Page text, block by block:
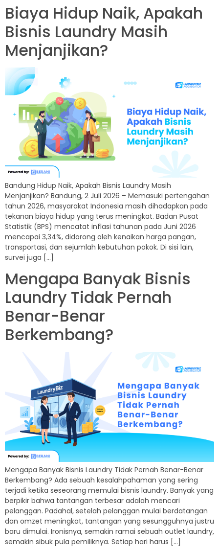
Biaya Hidup Naik, Apakah
Bisnis Laundry Masih
Menjanjikan?
Bandung Hidup Naik, Apakah Bisnis Laundry Masih
Menjanjikan? Bandung, 2 Juli 2026 – Memasuki pertengahan
tahun 2026, masyarakat Indonesia masih dihadapkan pada
tekanan biaya hidup yang terus meningkat. Badan Pusat
Statistik (BPS) mencatat inflasi tahunan pada Juni 2026
mencapai 3,34%, didorong oleh kenaikan harga pangan,
transportasi, dan sejumlah kebutuhan pokok. Di sisi lain,
survei juga […]
Mengapa Banyak Bisnis
Laundry Tidak Pernah
Benar-Benar
Berkembang?
Mengapa Banyak Bisnis Laundry Tidak Pernah Benar-Benar
Berkembang? Ada sebuah kesalahpahaman yang sering
terjadi ketika seseorang memulai bisnis laundry. Banyak yang
berpikir bahwa tantangan terbesar adalah mencari
pelanggan. Padahal, setelah pelanggan mulai berdatangan
dan omzet meningkat, tantangan yang sesungguhnya justru
baru dimulai. Ironisnya, semakin ramai sebuah outlet laundry,
semakin sibuk pula pemiliknya. Setiap hari harus […]